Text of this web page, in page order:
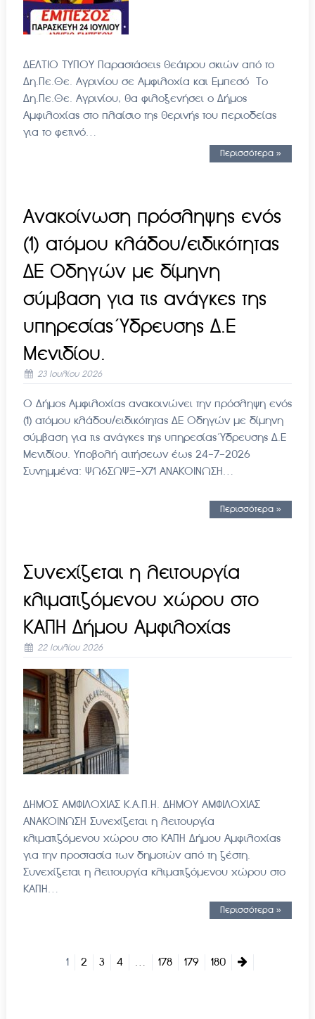
ΔΕΛΤΙΟ ΤΥΠΟΥ Παραστάσεις θεάτρου σκιών από το
Δη.Πε.Θε. Αγρινίου σε Αμφιλοχία και Εμπεσό Το
Δη.Πε.Θε. Αγρινίου, θα φιλοξενήσει ο Δήμος
Αμφιλοχίας στο πλαίσιο της θερινής του περιοδείας
για το φετινό…
Περισσότερα »
Ανακοίνωση πρόσληψης ενός
(1) ατόμου κλάδου/ειδικότητας
ΔΕ Οδηγών με δίμηνη
σύμβαση για τις ανάγκες της
υπηρεσίας Ύδρευσης Δ.Ε
Μενιδίου.
23 Ιουλίου 2026
Ο Δήμος Αμφιλοχίας ανακοινώνει την πρόσληψη ενός
(1) ατόμου κλάδου/ειδικότητας ΔΕ Οδηγών με δίμηνη
σύμβαση για τις ανάγκες της υπηρεσίας Ύδρευσης Δ.Ε
Μενιδίου. Υποβολή αιτήσεων έως 24-7-2026
Συνημμένα: ΨΩ6ΣΩΨΞ-Χ71 ΑΝΑΚΟΙΝΩΣΗ…
Περισσότερα »
Συνεχίζεται η λειτουργία
κλιματιζόμενου χώρου στο
ΚΑΠΗ Δήμου Αμφιλοχίας
22 Ιουλίου 2026
ΔΗΜΟΣ ΑΜΦΙΛΟΧΙΑΣ Κ.Α.Π.Η. ΔΗΜΟΥ ΑΜΦΙΛΟΧΙΑΣ
ΑΝΑΚΟΙΝΩΣΗ Συνεχίζεται η λειτουργία
κλιματιζόμενου χώρου στο ΚΑΠΗ Δήμου Αμφιλοχίας
για την προστασία των δημοτών από τη ζέστη.
Συνεχίζεται η λειτουργία κλιματιζόμενου χώρου στο
ΚΑΠΗ…
Περισσότερα »
1 2 3 4 … 178 179 180